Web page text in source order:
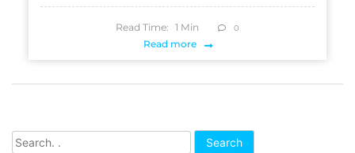
Search
Read Time: 1 Min 0
Read more